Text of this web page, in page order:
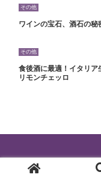
その他
ワインの宝石、酒石の秘
その他
食後酒に最適！イタリア
リモンチェッロ
© 2024